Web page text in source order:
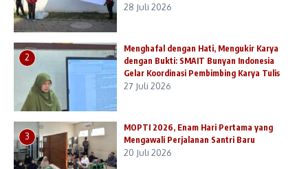
28 Juli 2026
2
Menghafal dengan Hati, Mengukir Karya
dengan Bukti: SMAIT Bunyan Indonesia
Gelar Koordinasi Pembimbing Karya Tulis
27 Juli 2026
3
MOPTI 2026, Enam Hari Pertama yang
Mengawali Perjalanan Santri Baru
20 Juli 2026